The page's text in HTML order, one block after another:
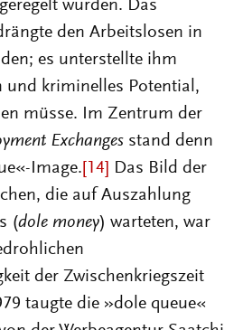
wurden. Das
den Arbeitslosen in
es unterstellte ihm
und kriminelles Potential,
müsse. Im Zentrum der
Exchanges stand denn
Image. [14] Das Bild der
die auf Auszahlung
(dole money) warteten, war
der Zwischenkriegszeit
taugte die »dole queue«